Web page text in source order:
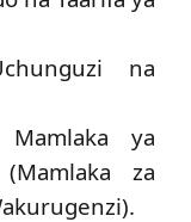
na
ya
za